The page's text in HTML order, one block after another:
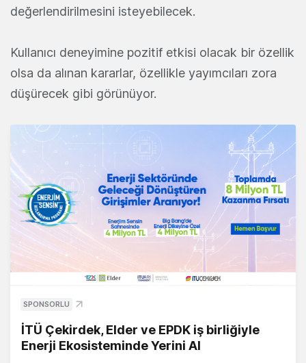
değerlendirilmesini isteyebilecek.
Kullanıcı deneyimine pozitif etkisi olacak bir özellik
olsa da alınan kararlar, özellikle yayımcıları zora
düşürecek gibi görünüyor.
SPONSORLU
İTÜ Çekirdek, Elder ve EPDK iş birliğiyle
Enerji Ekosisteminde Yerini Al